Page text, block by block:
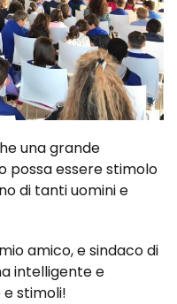
una grande
possa essere stimolo
di tanti uomini e
amico, e sindaco di
intelligente e
stimoli!